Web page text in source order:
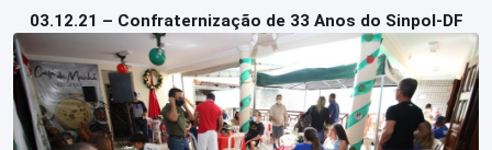
03.12.21 – Confraternização de 33 Anos do Sinpol-DF